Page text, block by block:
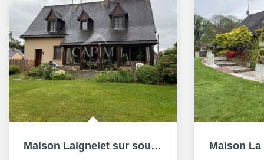
Maison Laignelet sur sous-sol complet 7 Pièces - 5Ch....